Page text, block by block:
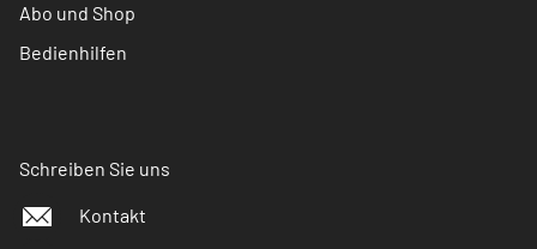
Abo und Shop
Bedienhilfen
Schreiben Sie uns
Kontakt